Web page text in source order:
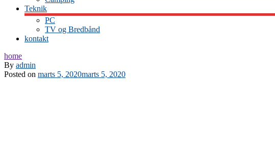
Teknik
PC
TV og Bredbånd
kontakt
home
By admin
Posted on marts 5, 2020marts 5, 2020